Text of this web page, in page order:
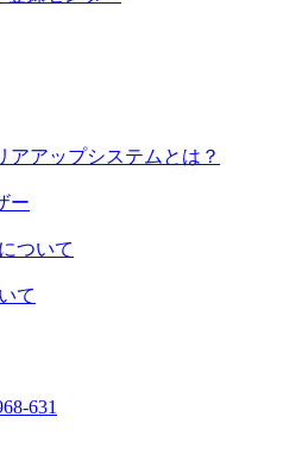
アアップシステムとは？
ー
ついて
て